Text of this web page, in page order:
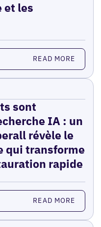
et les
READ MORE
sont
IA : un
révèle le
qui transforme
rapide
READ MORE